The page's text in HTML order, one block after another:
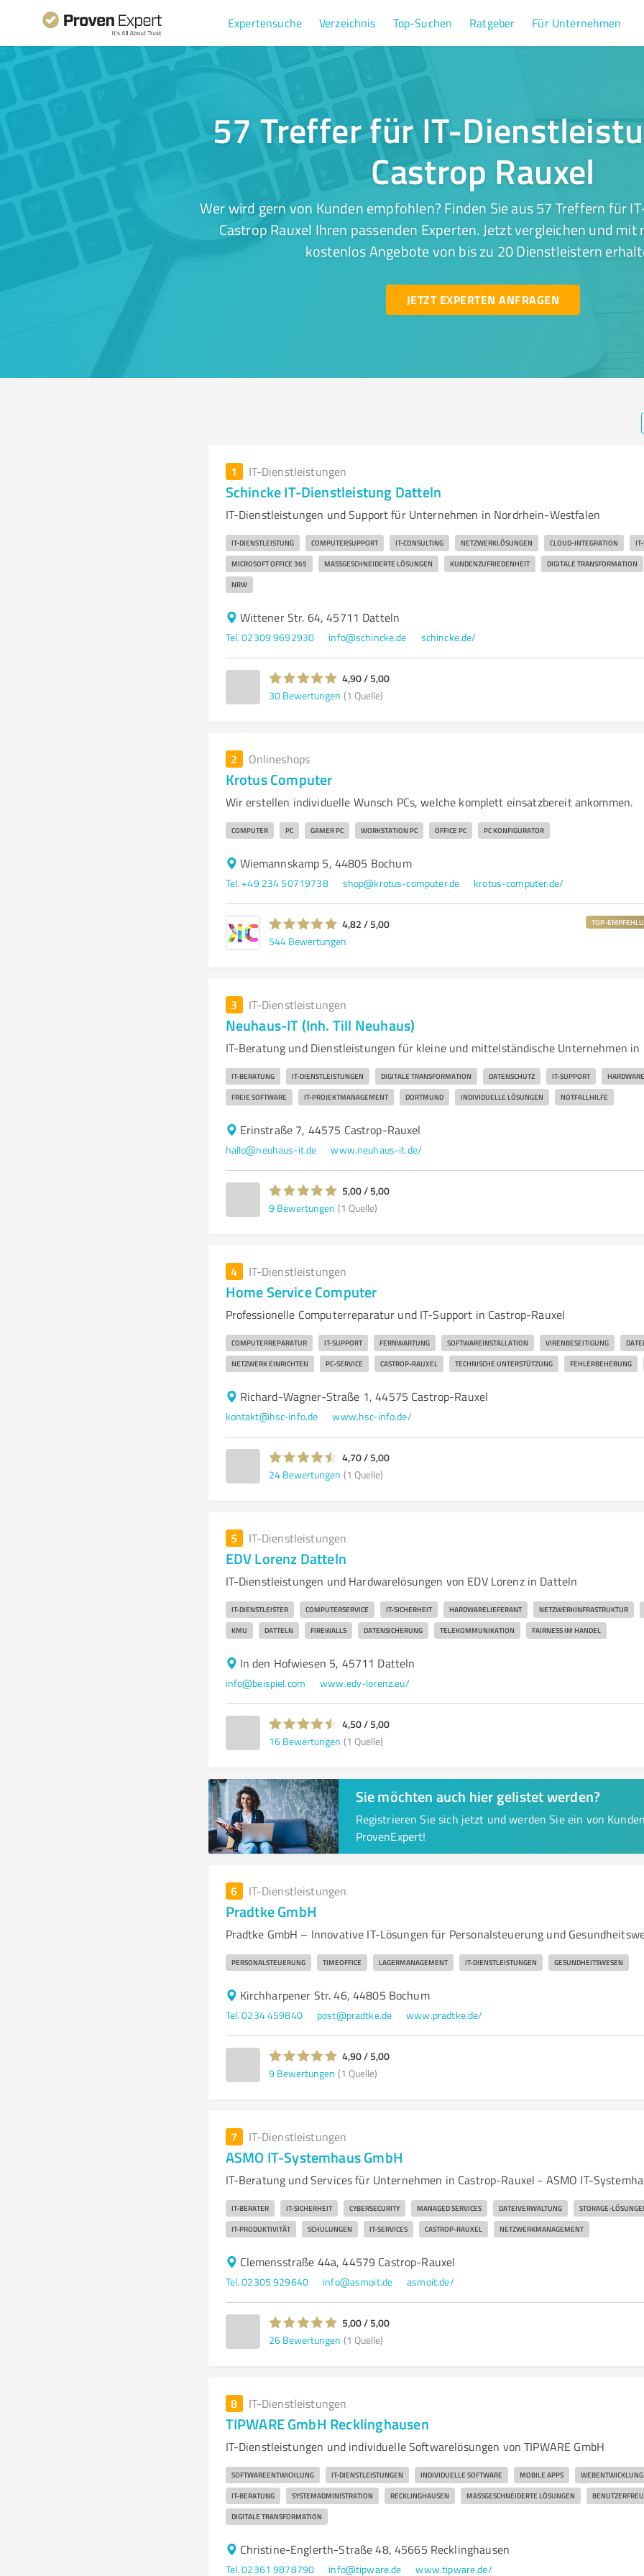
Expertensuche Verzeichnis Top-Suchen Ratgeber Für Unternehmen
57 Treffer für IT-
Castrop Rauxel
Wer wird gern von Kunden empfohlen? Finden Sie aus 57 Treffern für
Castrop Rauxel Ihren passenden Experten. Jetzt vergleichen und mit
kostenlos Angebote von bis zu 20 Dienstleistern
JETZT EXPERTEN ANFRAGEN
1 IT-Dienstleistungen
Schincke IT-Dienstleistung Datteln
IT-Dienstleistungen und Support für Unternehmen in Nordrhein-Westfalen
IT-DIENSTLEISTUNG COMPUTERSUPPORT IT-CONSULTING NETZWERKLÖSUNGEN CLOUD-INTEGRATION
MICROSOFT OFFICE 365 MASSGESCHNEIDERTE LÖSUNGEN KUNDENZUFRIEDENHEIT DIGITALE TRANSFORMATION
NRW
Wittener Str. 64, 45711 Datteln
Tel. 02309 9692930 info@schincke.de schincke.de/
4,90 / 5,00
30 Bewertungen (1 Quelle)
2 Onlineshops
Krotus Computer
Wir erstellen individuelle Wunsch PCs, welche komplett einsatzbereit ankommen.
COMPUTER PC GAMER PC WORKSTATION PC OFFICE PC PC KONFIGURATOR
Wiemannskamp 5, 44805 Bochum
Tel. +49 234 50719738 shop@krotus-computer.de krotus-computer.de/
4,82 / 5,00
544 Bewertungen
TOP-
3 IT-Dienstleistungen
Neuhaus-IT (Inh. Till Neuhaus)
IT-Beratung und Dienstleistungen für kleine und mittelständische Unternehmen in
IT-BERATUNG IT-DIENSTLEISTUNGEN DIGITALE TRANSFORMATION DATENSCHUTZ IT-SUPPORT HARDWARE
FREIE SOFTWARE IT-PROJEKTMANAGEMENT DORTMUND INDIVIDUELLE LÖSUNGEN NOTFALLHILFE
Erinstraße 7, 44575 Castrop-Rauxel
hallo@neuhaus-it.de www.neuhaus-it.de/
5,00 / 5,00
9 Bewertungen (1 Quelle)
4 IT-Dienstleistungen
Home Service Computer
Professionelle Computerreparatur und IT-Support in Castrop-Rauxel
COMPUTERREPARATUR IT-SUPPORT FERNWARTUNG SOFTWAREINSTALLATION VIRENBESEITIGUNG
NETZWERK EINRICHTEN PC-SERVICE CASTROP-RAUXEL TECHNISCHE UNTERSTÜTZUNG FEHLERBEHEBUNG
Richard-Wagner-Straße 1, 44575 Castrop-Rauxel
kontakt@hsc-info.de www.hsc-info.de/
4,70 / 5,00
24 Bewertungen (1 Quelle)
5 IT-Dienstleistungen
EDV Lorenz Datteln
IT-Dienstleistungen und Hardwarelösungen von EDV Lorenz in Datteln
IT-DIENSTLEISTER COMPUTERSERVICE IT-SICHERHEIT HARDWARELIEFERANT NETZWERKINFRASTRUKTUR
KMU DATTELN FIREWALLS DATENSICHERUNG TELEKOMMUNIKATION FAIRNESS IM HANDEL
In den Hofwiesen 5, 45711 Datteln
info@beispiel.com www.edv-lorenz.eu/
4,50 / 5,00
16 Bewertungen (1 Quelle)
Sie möchten auch hier gelistet werden?
Registrieren Sie sich jetzt und werden Sie ein von
ProvenExpert!
6 IT-Dienstleistungen
Pradtke GmbH
Pradtke GmbH – Innovative IT-Lösungen für Personalsteuerung und
PERSONALSTEUERUNG TIMEOFFICE LAGERMANAGEMENT IT-DIENSTLEISTUNGEN GESUNDHEITSWESEN
Kirchharpener Str. 46, 44805 Bochum
Tel. 0234 459840 post@pradtke.de www.pradtke.de/
4,90 / 5,00
9 Bewertungen (1 Quelle)
7 IT-Dienstleistungen
ASMO IT-Systemhaus GmbH
IT-Beratung und Services für Unternehmen in Castrop-Rauxel - ASMO IT-
IT-BERATER IT-SICHERHEIT CYBERSECURITY MANAGED SERVICES DATEIVERWALTUNG STORAGE-
IT-PRODUKTIVITÄT SCHULUNGEN IT-SERVICES CASTROP-RAUXEL NETZWERKMANAGEMENT
Clemensstraße 44a, 44579 Castrop-Rauxel
Tel. 02305 929640 info@asmoit.de asmoit.de/
5,00 / 5,00
26 Bewertungen (1 Quelle)
8 IT-Dienstleistungen
TIPWARE GmbH Recklinghausen
IT-Dienstleistungen und individuelle Softwarelösungen von TIPWARE GmbH
SOFTWAREENTWICKLUNG IT-DIENSTLEISTUNGEN INDIVIDUELLE SOFTWARE MOBILE APPS WEBENTWICKLUNG
IT-BERATUNG SYSTEMADMINISTRATION RECKLINGHAUSEN MASSGESCHNEIDERTE LÖSUNGEN
DIGITALE TRANSFORMATION
Christine-Englerth-Straße 48, 45665 Recklinghausen
Tel. 02361 9878790 info@tipware.de www.tipware.de/